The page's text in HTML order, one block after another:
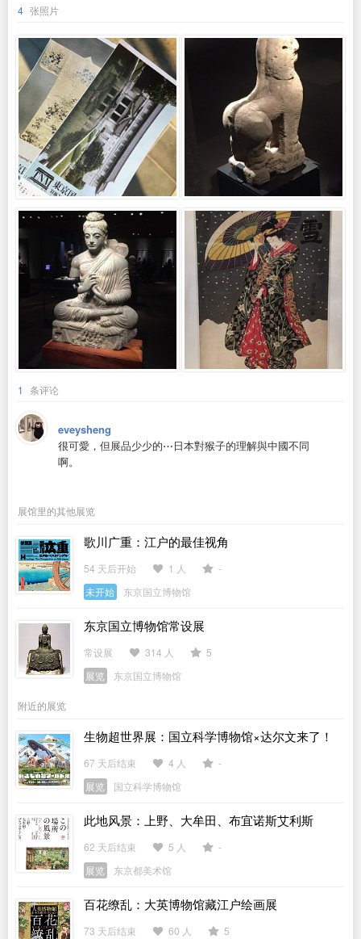
4 张照片
1 条评论
eveysheng
很可愛，但展品少少的⋯日本對猴子的理解與中國不同
啊。
展馆里的其他展览
歌川广重：江户的最佳视角
54 天后开始 1 人
-
未开始
东京国立博物馆
东京国立博物馆常设展
常设展 314 人
5
展览
东京国立博物馆
附近的展览
生物超世界展：国立科学博物馆×达尔文来了！
67 天后结束 4 人
-
展览
国立科学博物馆
此地风景：上野、大牟田、布宜诺斯艾利斯
62 天后结束 5 人
-
展览
东京都美术馆
百花缭乱：大英博物馆藏江户绘画展
73 天后结束 60 人 5